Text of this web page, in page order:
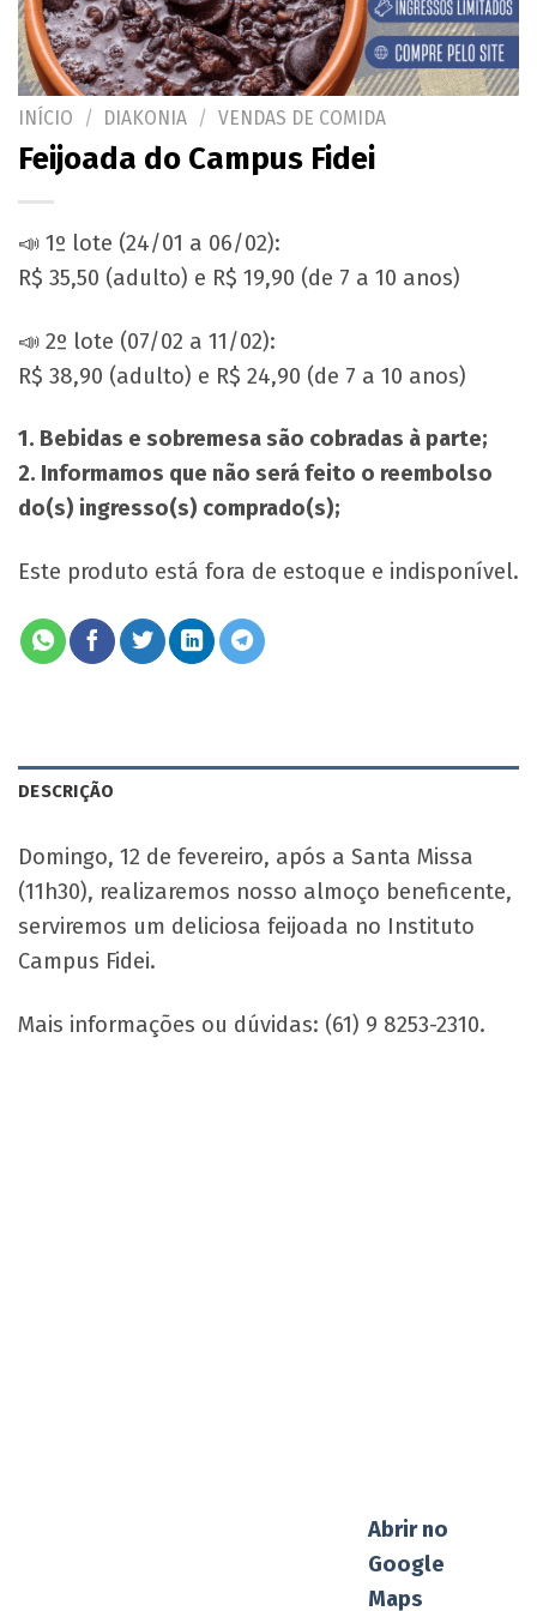
INÍCIO / DIAKONIA / VENDAS DE COMIDA
Feijoada do Campus Fidei
📣 1º lote (24/01 a 06/02):
R$ 35,50 (adulto) e R$ 19,90 (de 7 a 10 anos)
📣 2º lote (07/02 a 11/02):
R$ 38,90 (adulto) e R$ 24,90 (de 7 a 10 anos)
1. Bebidas e sobremesa são cobradas à parte;
2. Informamos que não será feito o reembolso
do(s) ingresso(s) comprado(s);
Este produto está fora de estoque e indisponível.
DESCRIÇÃO
Domingo, 12 de fevereiro, após a Santa Missa
(11h30), realizaremos nosso almoço beneficente,
serviremos um deliciosa feijoada no Instituto
Campus Fidei.
Mais informações ou dúvidas: (61) 9 8253-2310.
Abrir no
Google
Maps